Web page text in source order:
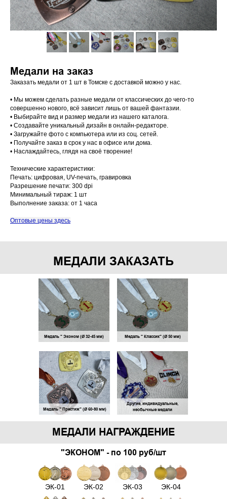
Медали на заказ
Заказать медали от 1 шт в Томске с доставкой можно у нас.
• Мы можем сделать разные медали от классических до чего-то
совершенно нового, всё зависит лишь от вашей фантазии.
• Выбирайте вид и размер медали из нашего каталога.
• Создавайте уникальный дизайн в онлайн-редакторе.
• Загружайте фото с компьютера или из соц. сетей.
• Получайте заказ в срок у нас в офисе или дома.
• Наслаждайтесь, глядя на своё творение!
Технические характеристики:
Печать: цифровая, UV-печать, гравировка
Разрешение печати: 300 dpi
Минимальный тираж: 1 шт
Выполнение заказа: от 1 часа
Оптовые цены здесь
МЕДАЛИ ЗАКАЗАТЬ
Медаль " Эконом (Ø 32-45 мм) Медаль " Классик" (Ø 50 мм)
Медаль " Престиж" (Ø 60-80 мм)
Другие, индивидуальные,
необычные медали
МЕДАЛИ НАГРАЖДЕНИЕ
ЭК-01 ЭК-02 ЭК-04
ЭК-03
"ЭКОНОМ" - по 100 руб/шт